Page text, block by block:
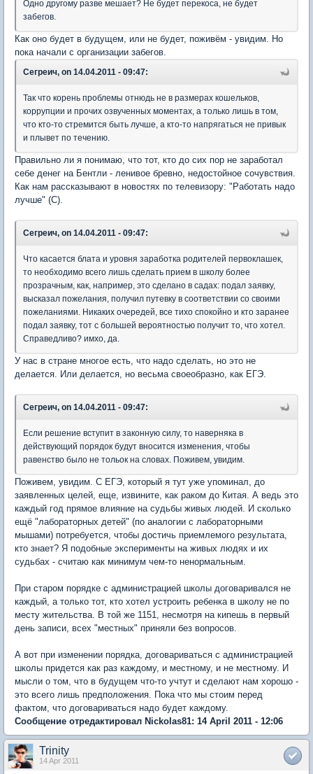
Одно другому разве мешает? Не будет перекоса, не будет
забегов.
Как оно будет в будущем, или не будет, поживём - увидим. Но
пока начали с организации забегов.
Сегреич, on 14.04.2011 - 09:47:
Так что корень проблемы отнюдь не в размерах кошельков,
коррупции и прочих озвученных моментах, а только лишь в том,
что кто-то стремится быть лучше, а кто-то напрягаться не привык
и плывет по течению.
Правильно ли я понимаю, что тот, кто до сих пор не заработал
себе денег на Бентли - ленивое бревно, недостойное сочувствия.
Как нам рассказывают в новостях по телевизору: "Работать надо
лучше" (С).
Сегреич, on 14.04.2011 - 09:47:
Что касается блата и уровня заработка родителей первоклашек,
то необходимо всего лишь сделать прием в школу более
прозрачным, как, например, это сделано в садах: подал заявку,
высказал пожелания, получил путевку в соответствии со своими
пожеланиями. Никаких очередей, все тихо спокойно и кто заранее
подал заявку, тот с большей вероятностью получит то, что хотел.
Справедливо? имхо, да.
У нас в стране многое есть, что надо сделать, но это не
делается. Или делается, но весьма своеобразно, как ЕГЭ.
Сегреич, on 14.04.2011 - 09:47:
Если решение вступит в законную силу, то наверняка в
действующий порядок будут вносится изменения, чтобы
равенство было не тольок на словах. Поживем, увидим.
Поживем, увидим. С ЕГЭ, который я тут уже упоминал, до
заявленных целей, еще, извините, как раком до Китая. А ведь это
каждый год прямое влияние на судьбы живых людей. И сколько
ещё "лабораторных детей" (по аналогии с лабораторными
мышами) потребуется, чтобы достичь приемлемого результата,
кто знает? Я подобные эксперименты на живых людях и их
судьбах - считаю как минимум чем-то ненормальным.
При старом порядке с администрацией школы договаривался не
каждый, а только тот, кто хотел устроить ребенка в школу не по
месту жительства. В той же 1151, несмотря на кипешь в первый
день записи, всех "местных" приняли без вопросов.
А вот при изменении порядка, договариваться с администрацией
школы придется как раз каждому, и местному, и не местному. И
мысли о том, что в будущем что-то учтут и сделают нам хорошо -
это всего лишь предположения. Пока что мы стоим перед
фактом, что договариваться надо будет каждому.
Сообщение отредактировал Nickolas81: 14 April 2011 - 12:06
Trinity
14 Apr 2011